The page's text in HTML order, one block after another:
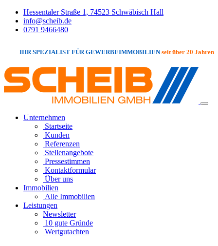
Hessentaler Straße 1, 74523 Schwäbisch Hall
info@scheib.de
0791 9466480
IHR SPEZIALIST FÜR GEWERBEIMMOBILIENseit über 20 Jahren
Unternehmen
Startseite
Kunden
Referenzen
Stellenangebote
Pressestimmen
Kontaktformular
Über uns
Immobilien
Alle Immobilien
Leistungen
Newsletter
10 gute Gründe
Wertgutachten